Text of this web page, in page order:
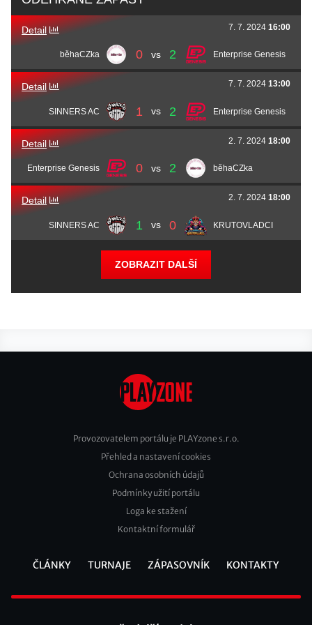
Rudolf Rutk0Kovalčik
Samuelerix0Peškovič
Šimon
Jiří Jaroslav
OndřejcrazedŠvec
Jakub
Richardlog1ksBohunský
d0mZ1kZikmund
Detail
běhaCZka 0 vs 2 Enterprise Genesis
7. 7. 2024 16:00
Detail
SINNERS AC 1 vs 2 Enterprise Genesis
7. 7. 2024 13:00
Detail
Enterprise Genesis 0 vs 2 běhaCZka
2. 7. 2024 18:00
Detail
SINNERS AC 1 vs 0 KRUTOVLADCI
2. 7. 2024 18:00
ZOBRAZIT DALŠÍ
Footer
Provozovatelem portálu je PLAYzone s.r.o.
Přehled a nastavení cookies
Ochrana osobních údajů
Podmínky užití portálu
Loga ke stažení
Kontaktní formulář
ČLÁNKY TURNAJE ZÁPASOVNÍK KONTAKTY